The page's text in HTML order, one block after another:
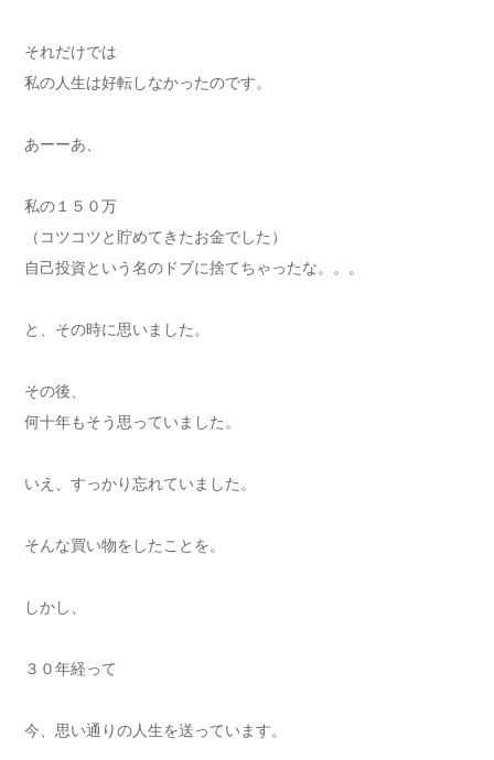
それだけでは
私の人生は好転しなかったのです。
あーーあ、
私の１５０万
（コツコツと貯めてきたお金でした）
自己投資という名のドブに捨てちゃったな。。。
と、その時に思いました。
その後、
何十年もそう思っていました。
いえ、すっかり忘れていました。
そんな買い物をしたことを。
しかし、
３０年経って
今、思い通りの人生を送っています。